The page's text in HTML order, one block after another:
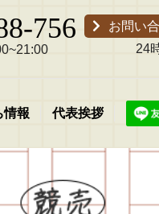
756
お問い
24
情報 代表挨拶